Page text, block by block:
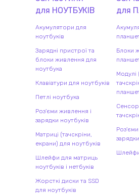
для НОУТБУКІВ
Акумулятори для
ноутбуків
Зарядні пристрої та
блоки живлення для
ноутбука
Клавіатури для ноутбуків
Петлі ноутбука
Роз'єми живлення і
зарядки ноутбуків
Матриці (тачскріни,
екрани) для ноутбуків
Шлейфи для матриць
ноутбуків і нетбуків
Жорсткі диски та SSD
для ноутбуків
для
Блоки
Модулі